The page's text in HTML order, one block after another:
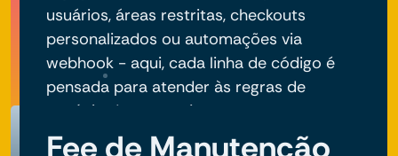
usuários, áreas restritas, checkouts
personalizados ou automações via
webhook - aqui, cada linha de código é
pensada para atender às regras de
negócio do seu projeto.
Fee de Manutenção